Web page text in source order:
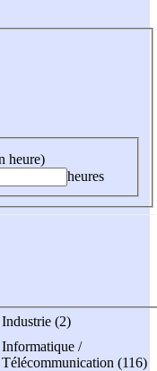
heure)
heures
Industrie (2)
Informatique /
Télécommunication (116)